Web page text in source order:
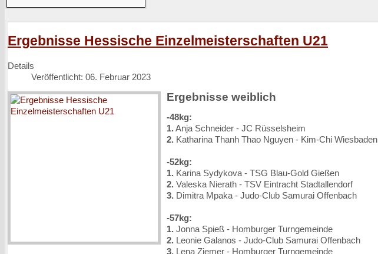
Ergebnisse Hessische Einzelmeisterschaften U21
Details
Veröffentlicht: 06. Februar 2023
Ergebnisse weiblich
-48kg:
1.Anja Schneider - JC Rüsselsheim
2. Katharina Thanh Thao Nguyen - Kim-Chi Wiesbaden
-52kg:
1. Karina Sydykova - TSG Blau-Gold Gießen
2. Valeska Nierath - TSV Eintracht Stadtallendorf
3. Dimitra Mpaka - Judo-Club Samurai Offenbach
-57kg:
1. Jonna Spieß - Homburger Turngemeinde
2. Leonie Galanos - Judo-Club Samurai Offenbach
3. Lena Ziemer - Homburger Turngemeinde